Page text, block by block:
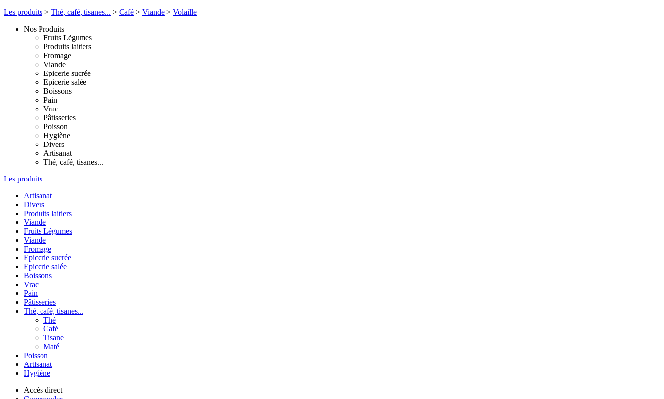
Les produits > Thé, café, tisanes... > Café > Viande > Volaille
Nos Produits
Fruits Légumes
Produits laitiers
Fromage
Viande
Epicerie sucrée
Epicerie salée
Boissons
Pain
Vrac
Pâtisseries
Poisson
Hygiène
Divers
Artisanat
Thé, café, tisanes...
Les produits
Artisanat
Divers
Produits laitiers
Viande
Fruits Légumes
Viande
Fromage
Epicerie sucrée
Epicerie salée
Boissons
Vrac
Pain
Pâtisseries
Thé, café, tisanes...
Thé
Café
Tisane
Maté
Poisson
Artisanat
Hygiène
Accès direct